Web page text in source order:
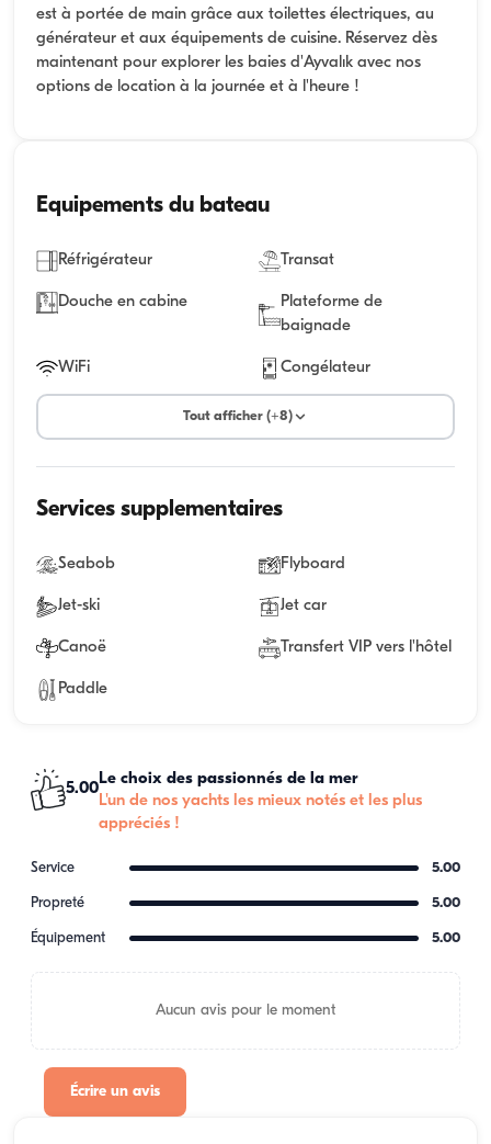
est à portée de main grâce aux toilettes électriques, au
générateur et aux équipements de cuisine. Réservez dès
maintenant pour explorer les baies d'Ayvalık avec nos
options de location à la journée et à l'heure !
Equipements du bateau
Réfrigérateur Transat
Douche en cabine
Plateforme de
baignade
WiFi Congélateur
Tout afficher (+8)
Services supplementaires
Seabob Flyboard
Jet-ski Jet car
Canoë Transfert VIP vers l'hôtel
Paddle
5.00
Le choix des passionnés de la mer
L'un de nos yachts les mieux notés et les plus
appréciés !
Service 5.00
Propreté 5.00
Équipement 5.00
Aucun avis pour le moment
Écrire un avis